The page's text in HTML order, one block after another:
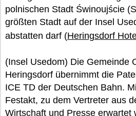
polnischen Stadt Świnoujście
größten Stadt auf der Insel
abstatten darf (Heringsdorf
(Insel Usedom) Die Gemeinde
Heringsdorf übernimmt die
ICE TD der Deutschen Bahn.
Festakt, zu dem Vertreter aus
Wirtschaft und Presse erwartet